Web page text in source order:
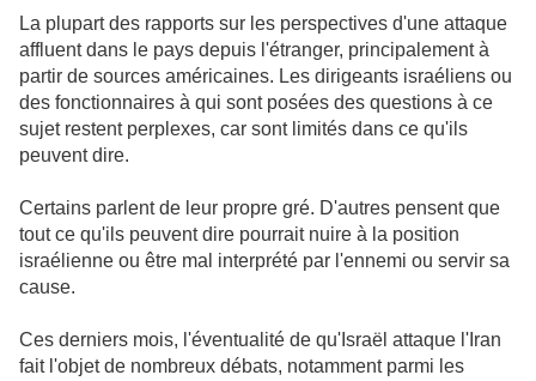
La plupart des rapports sur les perspectives d'une attaque
affluent dans le pays depuis l'étranger, principalement à
partir de sources américaines. Les dirigeants israéliens ou
des fonctionnaires à qui sont posées des questions à ce
sujet restent perplexes, car sont limités dans ce qu'ils
peuvent dire.
Certains parlent de leur propre gré. D'autres pensent que
tout ce qu'ils peuvent dire pourrait nuire à la position
israélienne ou être mal interprété par l'ennemi ou servir sa
cause.
Ces derniers mois, l'éventualité de qu'Israël attaque l'Iran
fait l'objet de nombreux débats, notamment parmi les